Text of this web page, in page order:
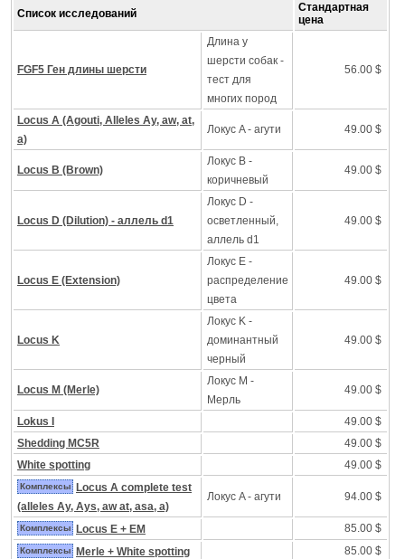
Список исследований
Стандартная
цена
FGF5 Ген длины шерсти
Длина у
шерсти собак -
тест для
многих пород
56.00 $
Locus A (Agouti, Alleles Ay, aw, at,
a)
Локус A - агути 49.00 $
Locus B (Brown)
Локус B -
коричневый
49.00 $
Locus D (Dilution) - аллель d1
Локус D -
осветленный,
аллель d1
49.00 $
Locus E (Extension)
Локус Е -
распределение
цвета
49.00 $
Locus K
Локус K -
доминантный
черный
49.00 $
Locus M (Merle)
Локус M -
Mерль
49.00 $
Lokus I
49.00 $
Shedding MC5R
49.00 $
White spotting
49.00 $
Комплексы
Locus A complete test
(alleles Ay, Ays, aw at, asa, a)
Локус A - агути 94.00 $
Комплексы Locus E + EM 85.00 $
Комплексы Merle + White spotting 85.00 $